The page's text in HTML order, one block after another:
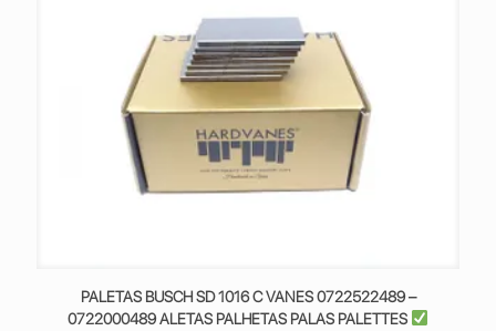
PALETAS BUSCH SD 1016 C VANES 0722522489 –
0722000489 ALETAS PALHETAS PALAS PALETTES